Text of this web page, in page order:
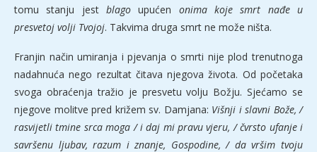
tomu stanju jest blagoupućen onima koje smrt nađe u
presvetoj volji Tvojoj. Takvima druga smrt ne može ništa.
Franjin način umiranja i pjevanja o smrti nije plod trenutnoga
nadahnuća nego rezultat čitava njegova života. Od početaka
svoga obraćenja tražio je presvetu volju Božju. Sjećamo se
njegove molitve pred križem sv. Damjana: Višnji i slavni Bože, /
rasvijetli tmine srca moga / i daj mi pravu vjeru, / čvrsto ufanje i
savršenu ljubav, razum i znanje, Gospodine, / da vršim tvoju